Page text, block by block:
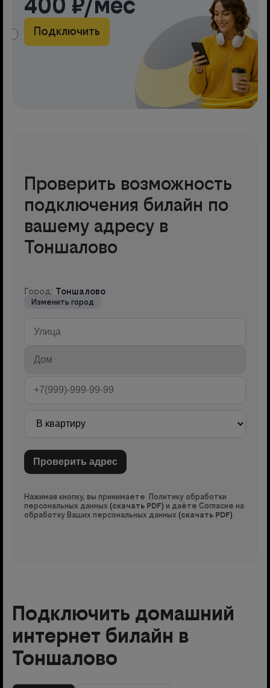
400 ₽/мес
Подключить
Проверить возможность
подключения билайн по
вашему адресу в
Тоншалово
Город: Тоншалово
Изменить город
Нажимая кнопку, вы принимаете Политику обработки
персональных данных (скачать PDF) и даёте Согласие на
обработку Ваших персональных данных (скачать PDF)
Подключить домашний
интернет билайн в
Тоншалово